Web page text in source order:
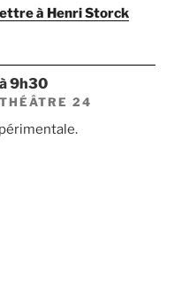
à Henri Storck
9h30
24